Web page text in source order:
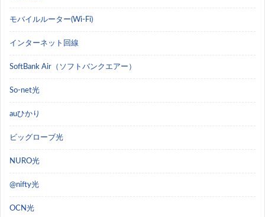
モバイルルーター(Wi-Fi)
インターネット回線
SoftBank Air（ソフトバンクエアー）
So-net光
auひかり
ビッグローブ光
NURO光
@nifty光
OCN光